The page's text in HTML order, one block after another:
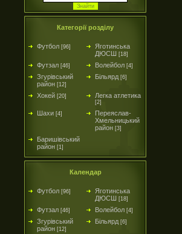
Категорії розділу
Футбол [96]
Яготинська
ДЮСШ [18]
Футзал [46] Волейбол [4]
Згурівський
район [12]
Більярд [6]
Хокей [20] Легка атлетика
[2]
Шахи [4]
Переяслав-
Хмельницький
район [3]
Баришівський
район [1]
Календар
Футбол [96]
Яготинська
ДЮСШ [18]
Футзал [46] Волейбол [4]
Згурівський
район [12]
Більярд [6]